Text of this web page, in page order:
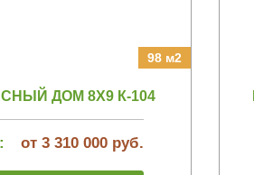
98 м2
ДОМ 8Х9 К-104
от 3 310 000 руб.